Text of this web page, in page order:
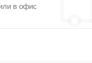
в офис